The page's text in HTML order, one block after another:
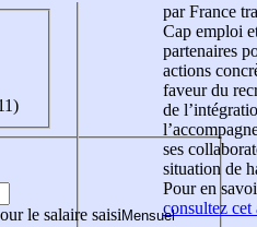
le salaire saisi
par France
Cap emploi
partenaires
actions
faveur du
de
ses
situation de
Pour en
consultez cet